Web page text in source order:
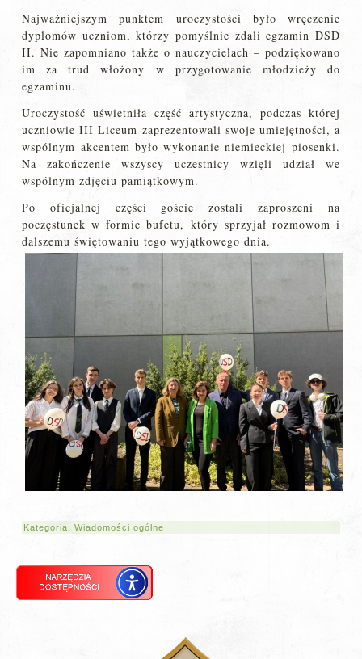
Najważniejszym punktem uroczystości było wręczenie
dyplomów uczniom, którzy pomyślnie zdali egzamin DSD
II. Nie zapomniano także o nauczycielach – podziękowano
im za trud włożony w przygotowanie młodzieży do
egzaminu.
Uroczystość uświetniła część artystyczna, podczas której
uczniowie III Liceum zaprezentowali swoje umiejętności, a
wspólnym akcentem było wykonanie niemieckiej piosenki.
Na zakończenie wszyscy uczestnicy wzięli udział we
wspólnym zdjęciu pamiątkowym.
Po oficjalnej części goście zostali zaproszeni na
poczęstunek w formie bufetu, który sprzyjał rozmowom i
dalszemu świętowaniu tego wyjątkowego dnia.
Kategoria:Wiadomości ogólne